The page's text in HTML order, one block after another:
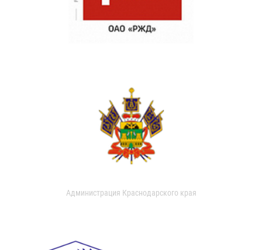
Администрация Краснодарского края